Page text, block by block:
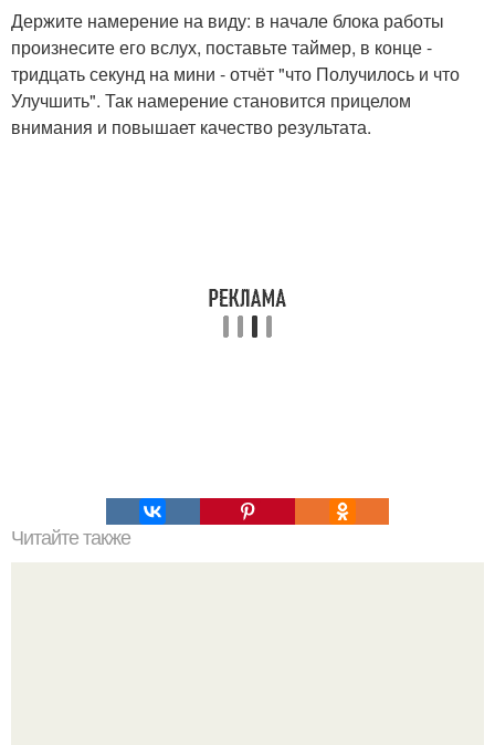
Держите намерение на виду: в начале блока работы
произнесите его вслух, поставьте таймер, в конце -
тридцать секунд на мини - отчёт "что Получилось и что
Улучшить". Так намерение становится прицелом
внимания и повышает качество результата.
Читайте также